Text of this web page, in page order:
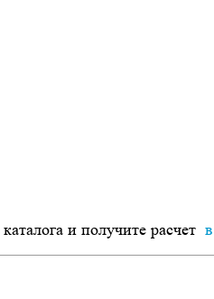
и получите расчет